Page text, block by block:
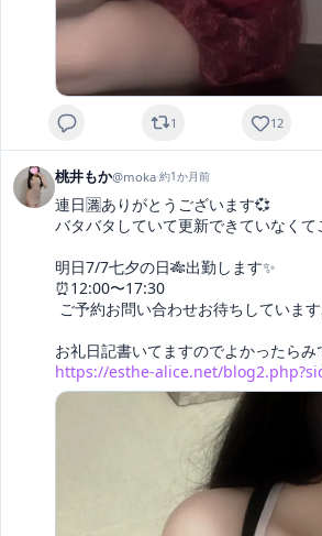
1 12
桃井もか@moka·約1か月前
連日🈵ありがとうございます💞
バタバタしていて更新できていなく
明日7/7七夕の日🎋出勤します✨
⏰12:00〜17:30
https://esthe-alice.net/